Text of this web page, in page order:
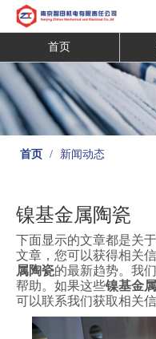
首页
首页 / 新闻动态
镍基金属陶瓷
下面显示的文章都是关于
文章，您可以获得相关
属陶瓷的最新趋势。我
帮助。如果这些镍基金
可以联系我们获取相关信